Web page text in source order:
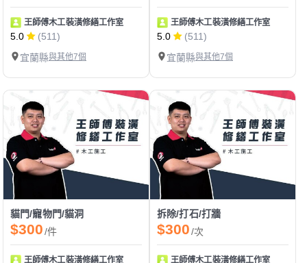
王師傅木工裝潢修繕工作室
5.0
(511)
宜蘭縣與其他7個
王師傅木工裝潢修繕工作室
5.0
(511)
宜蘭縣與其他7個
貓門/寵物門/貓洞
$300/件
王師傅木工裝潢修繕工作室
拆除/打石/打牆
$300/次
王師傅木工裝潢修繕工作室